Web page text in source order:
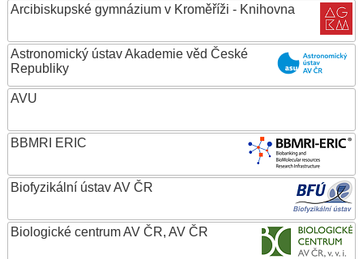
Arcibiskupské gymnázium v Kroměříži - Knihovna
Astronomický ústav Akademie věd České
Republiky
AVU
BBMRI ERIC
Biofyzikální ústav AV ČR
Biologické centrum AV ČR, AV ČR